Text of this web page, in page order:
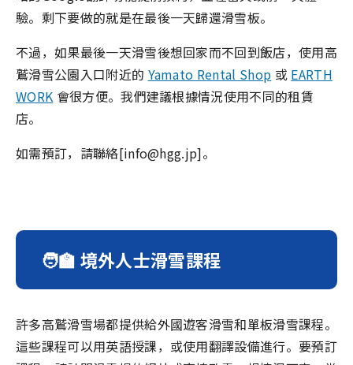
驗。剩下要做的就是在最後一天歸還滑雪板。
不過，如果最後一天滑雪後想回家而不回到飯店，使用高
鷲滑雪公園入口附近的 Yamato Rental Shop 或 EARTH
WORK會很方便。我們建議根據情況使用不同的租賃
店。
如需預訂，請聯絡[info@hgg.jp]。
🧑‍🏫 境外人士滑雪課程
許多高鷲滑雪場都提供給外國遊客滑雪和單板滑雪課程。
這些課程可以用英語授課，或使用翻譯設備進行。要預訂